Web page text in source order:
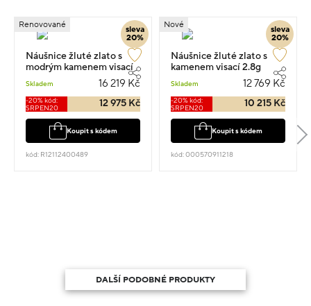
sleva
20%
Renovované
Náušnice žluté zlato s
modrým kamenem visací
Skladem 16 219 Kč
-20% kód:
SRPEN20
12 975 Kč
Koupit s kódem
kód: R12112400489
sleva
20%
Nové
Náušnice žluté zlato s
kamenem visací 2.8g
Skladem 12 769 Kč
-20% kód:
SRPEN20
10 215 Kč
Koupit s kódem
kód: 000570911218
DALŠÍ PODOBNÉ PRODUKTY